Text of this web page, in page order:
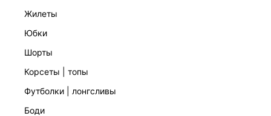
жилеты
юбки
шорты
корсеты | топы
футболки | лонгсливы
боди